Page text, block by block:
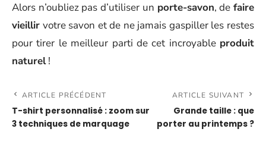
Alors n’oubliez pas d’utiliser un porte-savon, defaire
vieillir votre savon et de ne jamais gaspiller les restes
pour tirer le meilleur parti de cet incroyable produit
naturel!
ARTICLE PRÉCÉDENT
T-shirt personnalisé : zoom sur
3 techniques de marquage
ARTICLE SUIVANT
Grande taille : que
porter au printemps ?